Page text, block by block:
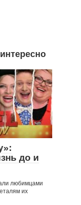
до и
любимцами
их